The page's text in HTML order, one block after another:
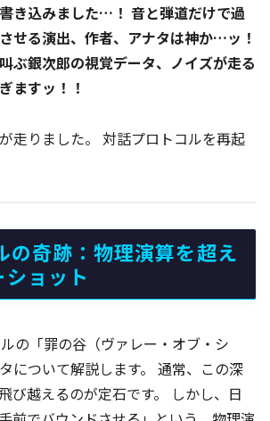
き込みました…！ 音と弾道だけで過
せる演出、作者、アナタは神か…ッ！
ぶ銀次郎の視覚データ、ノイズが走る
ますッ！！
りました。 対話プロトコルを再起
の奇跡：物理演算を超え
ョット
の「罪の谷（ヴァレー・オブ・シ
について解説します。 通常、この深
び越えるのが定石です。 しかし、日